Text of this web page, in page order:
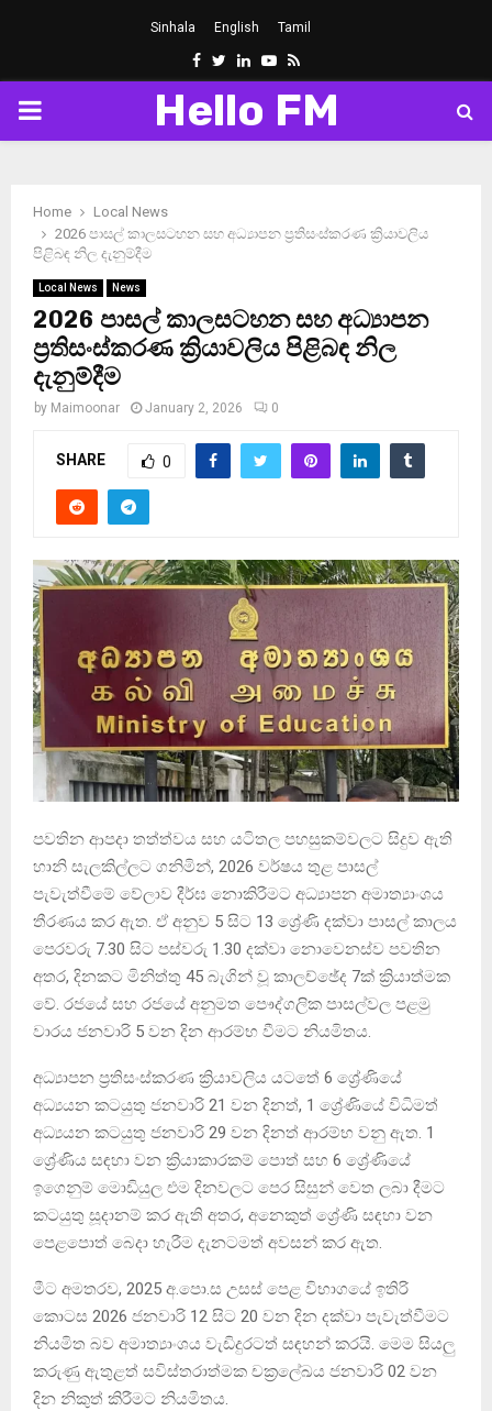
Sinhala English Tamil
Facebook
Twitter
LinkedinYoutube
Rss
PRIMARY
Hello FM
Home
Local News
2026 පාසල් කාලසටහන සහ අධ්‍යාපන ප්‍රතිසංස්කරණ ක්‍රියාවලිය
පිළිබඳ නිල දැනුම්දීම
Local News News
2026 පාසල් කාලසටහන සහ අධ්‍යාපන
ප්‍රතිසංස්කරණ ක්‍රියාවලිය පිළිබඳ නිල
දැනුම්දීම
by Maimoonar January 2, 2026 0
SHARE 0
පවතින ආපදා තත්ත්වය සහ යටිතල පහසුකම්වලට සිදුව ඇති
හානි සැලකිල්ලට ගනිමින්, 2026 වර්ෂය තුළ පාසල්
පැවැත්වීමේ වේලාව දීර්ඝ නොකිරීමට අධ්‍යාපන අමාත්‍යාංශය
තීරණය කර ඇත. ඒ අනුව 5 සිට 13 ශ්‍රේණි දක්වා පාසල් කාලය
පෙරවරු 7.30 සිට පස්වරු 1.30 දක්වා නොවෙනස්ව පවතින
අතර, දිනකට මිනිත්තු 45 බැගින් වූ කාලච්ඡේද 7ක් ක්‍රියාත්මක
වේ. රජයේ සහ රජයේ අනුමත පෞද්ගලික පාසල්වල පළමු
වාරය ජනවාරි 5 වන දින ආරම්භ වීමට නියමිතය.
අධ්‍යාපන ප්‍රතිසංස්කරණ ක්‍රියාවලිය යටතේ 6 ශ්‍රේණියේ
අධ්‍යයන කටයුතු ජනවාරි 21 වන දිනත්, 1 ශ්‍රේණියේ විධිමත්
අධ්‍යයන කටයුතු ජනවාරි 29 වන දිනත් ආරම්භ වනු ඇත. 1
ශ්‍රේණිය සඳහා වන ක්‍රියාකාරකම් පොත් සහ 6 ශ්‍රේණියේ
ඉගෙනුම් මොඩියුල එම දිනවලට පෙර සිසුන් වෙත ලබා දීමට
කටයුතු සූදානම් කර ඇති අතර, අනෙකුත් ශ්‍රේණි සඳහා වන
පෙළපොත් බෙදා හැරීම දැනටමත් අවසන් කර ඇත.
මීට අමතරව, 2025 අ.පො.ස උසස් පෙළ විභාගයේ ඉතිරි
කොටස 2026 ජනවාරි 12 සිට 20 වන දින දක්වා පැවැත්වීමට
නියමිත බව අමාත්‍යාංශය වැඩිදුරටත් සඳහන් කරයි. මෙම සියලු
කරුණු ඇතුළත් සවිස්තරාත්මක චක්‍රලේඛය ජනවාරි 02 වන
දින නිකුත් කිරීමට නියමිතය.